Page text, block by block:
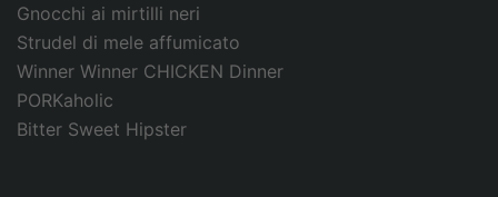
Gnocchi ai mirtilli neri
Strudel di mele affumicato
Winner Winner CHICKEN Dinner
PORKaholic
Bitter Sweet Hipster